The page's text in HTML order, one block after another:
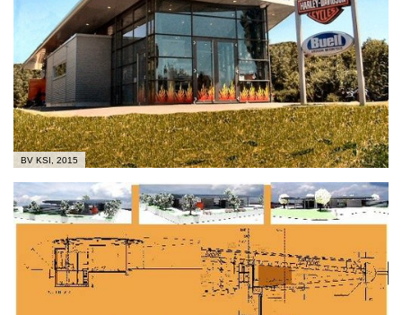
BV KSI, 2015